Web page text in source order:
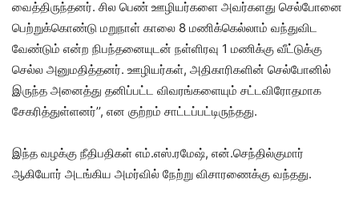
வைத்திருந்தனர். சில பெண் ஊழியர்களை அவர்களது செல்போனை
பெற்றுக்கொண்டு மறுநாள் காலை 8 மணிக்கெல்லாம் வந்துவிட
வேண்டும் என்ற நிபந்தனையுடன் நள்ளிரவு 1 மணிக்கு வீட்டுக்கு
செல்ல அனுமதித்தனர். ஊழியர்கள், அதிகாரிகளின் செல்போனில்
இருந்த அனைத்து தனிப்பட்ட விவரங்களையும் சட்டவிரோதமாக
சேகரித்துள்ளனர்’’, என குற்றம் சாட்டப்பட்டிருந்தது.
இந்த வழக்கு நீதிபதிகள் எம்.எஸ்.ரமேஷ், என்.செந்தில்குமார்
ஆகியோர் அடங்கிய அமர்வில் நேற்று விசாரணைக்கு வந்தது.